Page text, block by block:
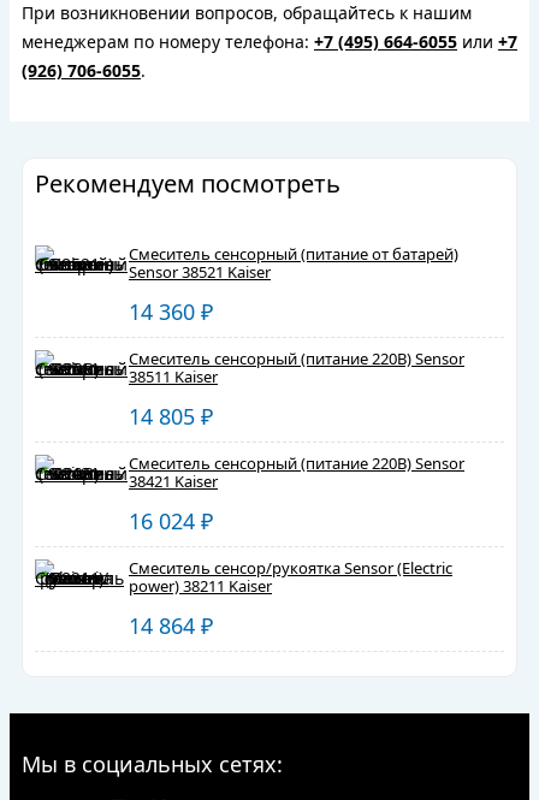
При возникновении вопросов, обращайтесь к нашим
менеджерам по номеру телефона: +7 (495) 664-6055 или +7
(926) 706-6055.
Рекомендуем посмотреть
Смеситель сенсорный (питание от батарей)
Sensor 38521 Kaiser
14 360 ₽
Смеситель сенсорный (питание 220В) Sensor
38511 Kaiser
14 805 ₽
Смеситель сенсорный (питание 220В) Sensor
38421 Kaiser
16 024 ₽
Смеситель сенсор/рукоятка Sensor (Electric
power) 38211 Kaiser
14 864 ₽
Мы в социальных сетях: